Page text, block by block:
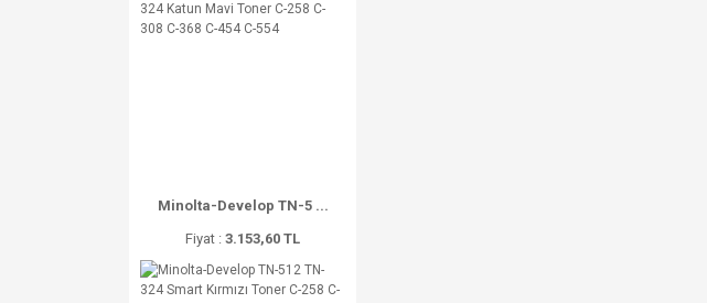
Minolta-Develop TN-5 ...
Fiyat : 3.153,60 TL